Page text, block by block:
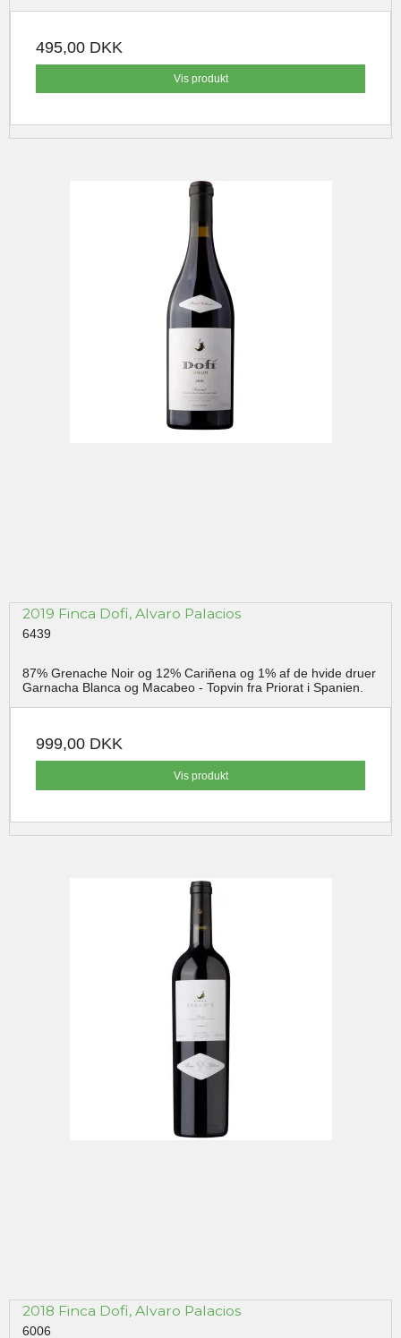
495,00 DKK
Vis produkt
2019 Finca Dofi, Alvaro Palacios
6439
87% Grenache Noir og 12% Cariñena og 1% af de hvide druer
Garnacha Blanca og Macabeo - Topvin fra Priorat i Spanien.
999,00 DKK
Vis produkt
2018 Finca Dofi, Alvaro Palacios
6006